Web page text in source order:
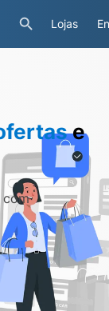
Lojas
e
com